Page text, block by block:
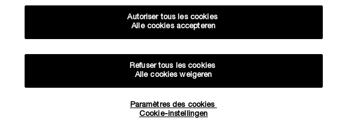
Paramètres des cookies
Cookie-instellingen
Refuser tous les cookies
Alle cookies weigeren
Autoriser tous les cookies
Alle cookies accepteren